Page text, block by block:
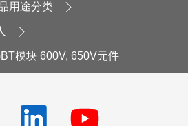
用途分类
模块 600V, 650V元件